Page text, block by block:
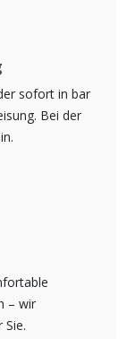
sofort in bar
Bei der
– wir